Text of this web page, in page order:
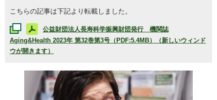
こちらの記事は下記より転載しました。
公益財団法人長寿科学振興財団発行 機関誌
Aging&Health 2023年 第32巻第3号（PDF:5.4MB）（新しいウィンド
ウが開きます）